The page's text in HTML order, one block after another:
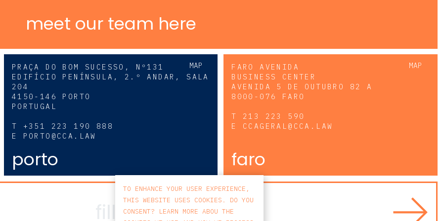
meet our team here
MAP
PRAÇA DO BOM SUCESSO, Nº131
EDIFÍCIO PENÍNSULA, 2.º ANDAR, SALA
204
4150-146 PORTO
PORTUGAL
T +351 223 190 888
E PORTO@CCA.LAW
porto
MAP
FARO AVENIDA
BUSINESS CENTER
AVENIDA 5 DE OUTUBRO 82 A
8000-076 FARO
T 213 223 590
E CCAGERAL@CCA.LAW
faro
TO ENHANCE YOUR USER EXPERIENCE,
THIS WEBSITE USES COOKIES. DO YOU
CONSENT? LEARN MORE ABOU THE